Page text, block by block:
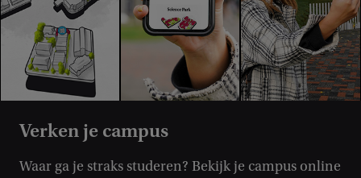
Verken je campus
Waar ga je straks studeren? Bekijk je campus online